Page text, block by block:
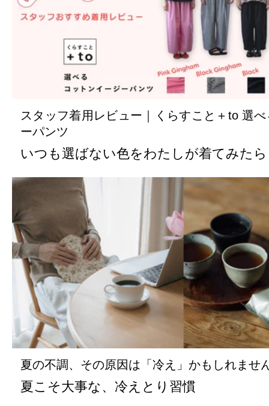
スタッフ着用レビュー｜くらすこと＋to 選
ーパンツ
いつも選ばない色をわたしが着てみた
夏の不調、その原因は「冷え」かもしれませ
夏こそ大事な、冷えとり習慣